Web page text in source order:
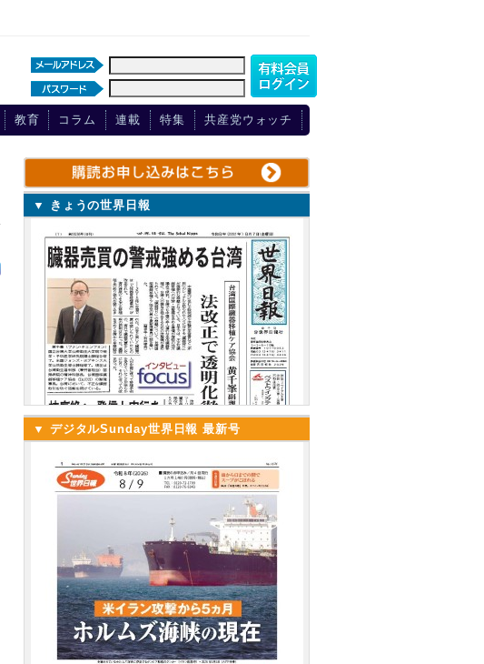
教育 コラム 連載 特集 共産党ウォッチ
▼ きょうの世界日報
▼ デジタルSunday世界日報 最新号